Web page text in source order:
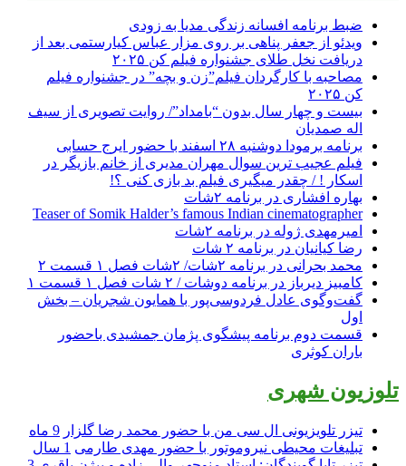
ضبط برنامه افسانه زندگی مدیا به زودی
ویدئو از جعفر پناهی بر روی مزار عباس کیارستمی بعد از
دریافت نخل طلای جشنواره فیلم کن ۲۰۲۵
مصاحبه با کارگردان فیلم”زن و بچه” در جشنواره فیلم
کن ۲۰۲۵
بیست و چهار سال بدون “بامداد”/ روایت تصویری از سیف
اله صمدیان
برنامه برمودا دوشنبه ۲۸ اسفند با حضور ایرج حسابی
فیلم عجیب ترین سوال مهران مدیری از خانم بازیگر در
اسکار ! / چقدر میگیری فیلم بد بازی کنی ؟!
بهاره افشاری در برنامه ۲شات
Teaser of Somik Halder’s famous Indian cinematographer
امیرمهدی ژوله در برنامه ۲شات
رضا کیانیان در برنامه ۲ شات
محمد بحرانی در برنامه ۲شات/ ۲شات فصل ۱ قسمت ۲
کامبیز دیرباز در برنامه دوشات / ۲ شات فصل ۱ قسمت ۱
گفت‌وگوی عادل فردوسی‌پور با همایون شجریان – بخش
اول
قسمت دوم برنامه پیشگوی پژمان جمشیدی باحضور
باران کوثری
تلوزیون شهری
تیزر تلویزیونی ال سی من با حضور محمد رضا گلزار 9 ماه
تبلیغات محیطی نیروموتور با حضور مهدی طارمی 1 سال